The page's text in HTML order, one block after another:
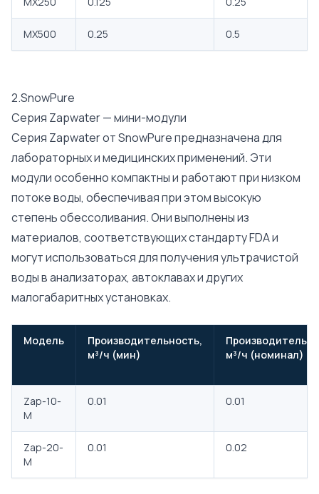
MX500 0.25 0.5
2.SnowPure
Серия Zapwater — мини-модули
Серия Zapwater от SnowPure предназначена для
лабораторных и медицинских применений. Эти
модули особенно компактны и работают при низком
потоке воды, обеспечивая при этом высокую
степень обессоливания. Они выполнены из
материалов, соответствующих стандарту FDA и
могут использоваться для получения ультрачистой
воды в анализаторах, автоклавах и других
малогабаритных установках.
Модель
Производительность,
м³/ч (мин)
м³/ч (номинал)
Zap-10-
M
0.01 0.01
Zap-20-
M
0.01 0.02